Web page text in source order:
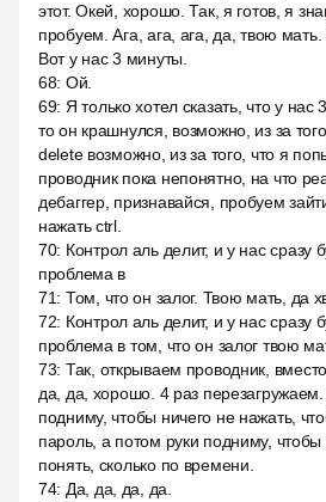
этот. Окей, хорошо. Так, я готов, я
пробуем. Ага, ага, ага, да, твою
Вот у нас 3 минуты.
68: Ой.
69: Я только хотел сказать, что у
то он крашнулся, возможно, из за
delete возможно, из за того, что я
проводник пока непонятно, на что
дебаггер, признавайся, пробуем
нажать ctrl.
70: Контрол аль делит, и у нас сразу
проблема в
71: Том, что он залог. Твою мать, да
72: Контрол аль делит, и у нас сразу
проблема в том, что он залог твою
73: Так, открываем проводник,
да, да, хорошо. 4 раз перезагружаем.
подниму, чтобы ничего не нажать,
пароль, а потом руки подниму,
понять, сколько по времени.
74: Да, да, да, да.